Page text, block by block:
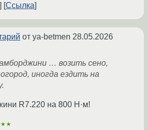
Ссылка
от ya-betmen 28.05.2026
… возить сено,
иногда ездить на
R7.220 на 800 Н·м!